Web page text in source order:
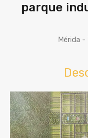
parque
Mérida -